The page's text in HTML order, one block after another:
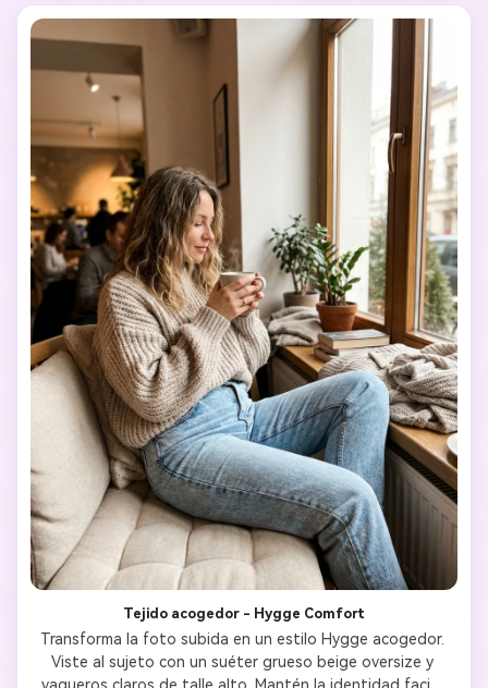
Tejido acogedor - Hygge Comfort
Transforma la foto subida en un estilo Hygge acogedor.
Viste al sujeto con un suéter grueso beige oversize y
vaqueros claros de talle alto. Mantén la identidad facial